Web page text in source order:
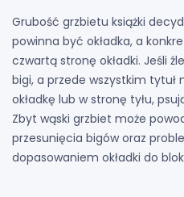
Grubość grzbietu książki
powinna być okładka, a
czwartą stronę okładki. Jeśli
bigi, a przede wszystkim tytuł
okładkę lub w stronę tyłu,
Zbyt wąski grzbiet może
przesunięcia bigów oraz
dopasowaniem okładki do